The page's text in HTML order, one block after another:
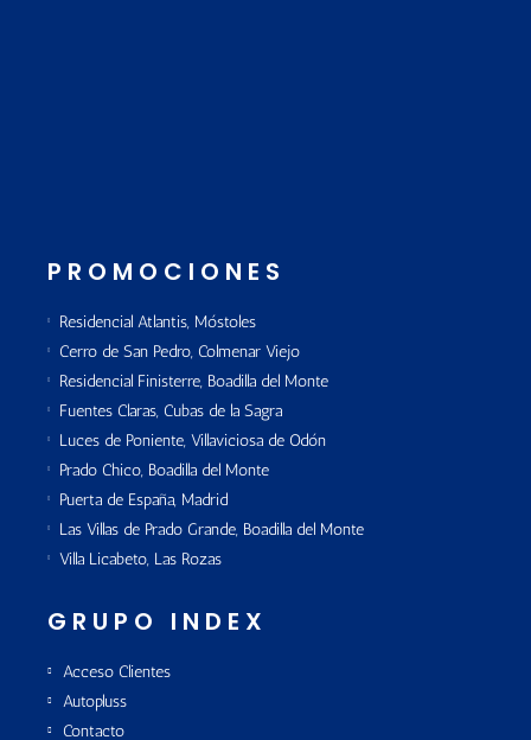
PROMOCIONES
Residencial Atlantis, Móstoles
Cerro de San Pedro, Colmenar Viejo
Residencial Finisterre, Boadilla del Monte
Fuentes Claras, Cubas de la Sagra
Luces de Poniente, Villaviciosa de Odón
Prado Chico, Boadilla del Monte
Puerta de España, Madrid
Las Villas de Prado Grande, Boadilla del Monte
Villa Licabeto, Las Rozas
GRUPO INDEX
Acceso Clientes
Autopluss
Contacto